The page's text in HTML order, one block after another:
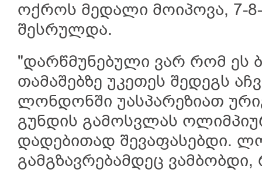
ოქროს მედალი მოიპოვა, 7-
შესრულდა.
"დარწმუნებული ვარ რომ ეს
თამაშებზე უკეთეს შედეგს
ლონდონში უასპარეზიათ
გუნდის გამოსვლას
დადებითად შევაფასებდი.
გამგზავრებამდეც ვამბობდი,